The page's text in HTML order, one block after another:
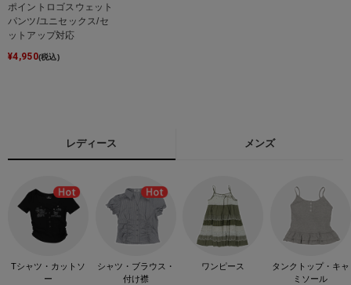
ポイントロゴスウェット
パンツ/ユニセックス/セ
ットアップ対応
¥4,950(税込)
レディース メンズ
Tシャツ・カットソ
ー
シャツ・ブラウス・
付け襟
ワンピース
タンクトップ・キャ
ミソール